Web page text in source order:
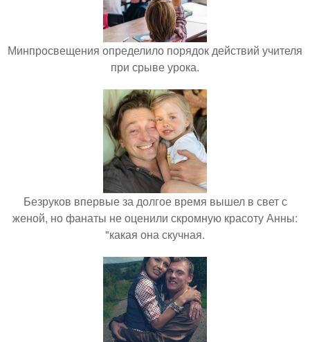
Минпросвещения определило порядок действий учителя
при срыве урока.
Безруков впервые за долгое время вышел в свет с
женой, но фанаты не оценили скромную красоту Анны:
"какая она скучная.